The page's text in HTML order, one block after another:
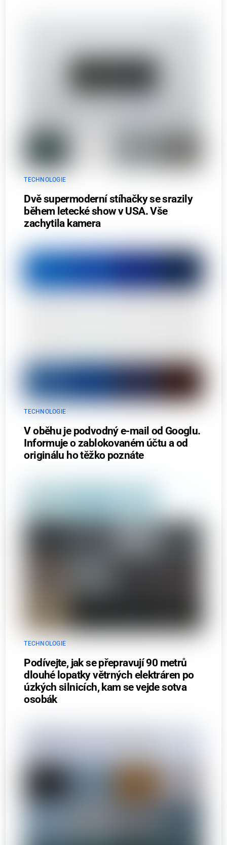
TECHNOLOGIE
Dvě supermoderní stíhačky se srazily
během letecké show v USA. Vše
zachytila kamera
TECHNOLOGIE
V oběhu je podvodný e-mail od Googlu.
Informuje o zablokovaném účtu a od
originálu ho těžko poznáte
TECHNOLOGIE
Podívejte, jak se přepravují 90 metrů
dlouhé lopatky větrných elektráren po
úzkých silnicích, kam se vejde sotva
osobák